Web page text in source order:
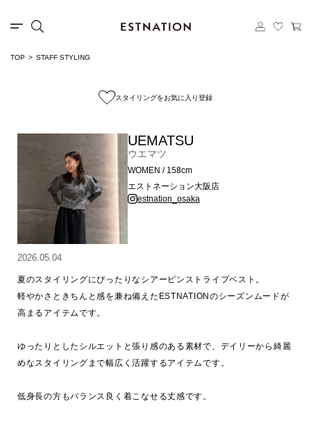
TOP STAFF STYLING
スタイリングをお気に入り登録
UEMATSU
ウエマツ
WOMEN / 158cm
エストネーション大阪店
estnation_osaka
2026.05.04
夏のスタイリングにぴったりなシアーピンストライプベスト。
軽やかさときちんと感を兼ね備えたESTNATIONのシーズンムードが
高まるアイテムです。
ゆったりとしたシルエットと張り感のある素材で、デイリーから綺麗
めなスタイリングまで幅広く活躍するアイテムです。
低身長の方もバランス良く着こなせる丈感です。